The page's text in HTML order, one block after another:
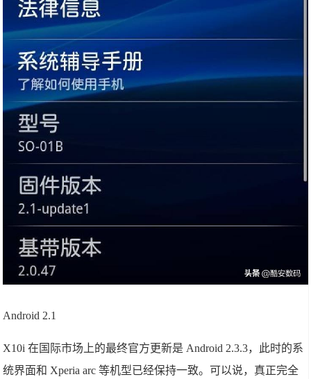
Android 2.1
X10i 在国际市场上的最终官方更新是 Android 2.3.3，此时的系
统界面和 Xperia arc 等机型已经保持一致。可以说，真正完全